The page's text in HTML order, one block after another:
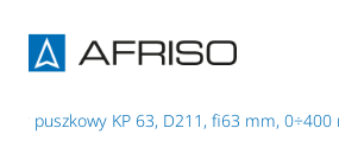
puszkowy KP 63, D211, fi63 mm, 0÷400